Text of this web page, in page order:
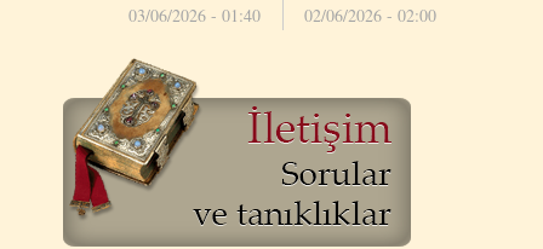
03/06/2026 - 01:40 02/06/2026 - 02:00